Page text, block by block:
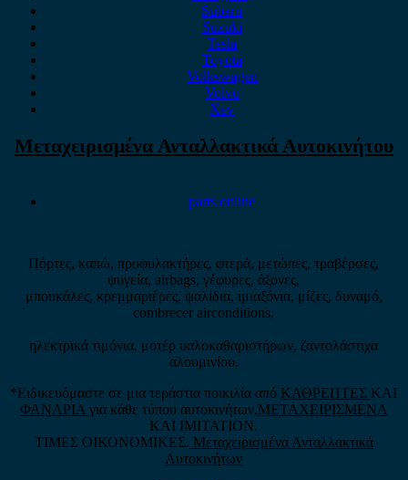
Subaru
Suzuki
Tesla
Toyota
Volkswagen
Volvo
Xev
Μεταχειρισμένα Ανταλλακτικά Αυτοκινήτου
parts online
Πόρτες, καπώ,προφυλακτήρες, φτερά, μετώπες,τραβέρσες,
ψυγεία,airbags,γέφυρες, άξονες,
μπουκάλες, κρεμμαριέρες, ψαλίδια, ιμιαξόνια, μίζες, δυναμό,
combrecer airconditions,
ηλεκτρικά τιμόνια, μοτέρ υαλοκαθαριστήρων, ζαντολάστιχα
αλουμινίου.
*Ειδικευόμαστε σε μια τεράστια ποικιλία από ΚΑΘΡΕΠΤΕΣ ΚΑΙ
ΦΑΝΑΡΙΑγια κάθε τύπου αυτοκινήτων,ΜΕΤΑΧΕΙΡΙΣΜΕΝΑ
ΚΑΙ IMITATION.
ΤΙΜΕΣ ΟΙΚΟΝΟΜΙΚΕΣ. Μεταχειρισμένα Ανταλλακτικά
Αυτοκινήτων